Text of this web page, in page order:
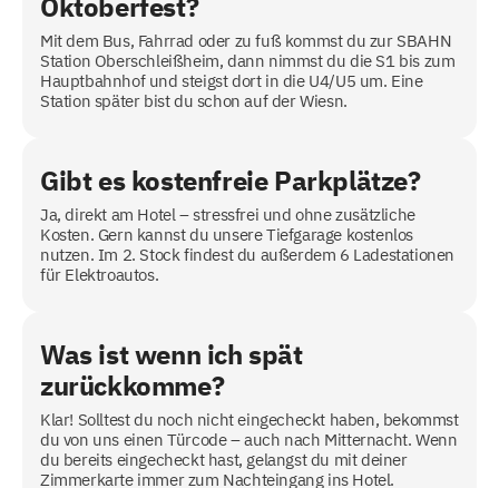
Mit dem Bus, Fahrrad oder zu fuß kommst du zur SBAHN
Station Oberschleißheim, dann nimmst du die S1 bis zum
Hauptbahnhof und steigst dort in die U4/U5 um. Eine
Station später bist du schon auf der Wiesn.
Gibt es kostenfreie Parkplätze?
Ja, direkt am Hotel – stressfrei und ohne zusätzliche
Kosten. Gern kannst du unsere Tiefgarage kostenlos
nutzen. Im 2. Stock findest du außerdem 6 Ladestationen
für Elektroautos.
Was ist wenn ich spät
zurückkomme?
Klar! Solltest du noch nicht eingecheckt haben, bekommst
du von uns einen Türcode – auch nach Mitternacht. Wenn
du bereits eingecheckt hast, gelangst du mit deiner
Zimmerkarte immer zum Nachteingang ins Hotel.